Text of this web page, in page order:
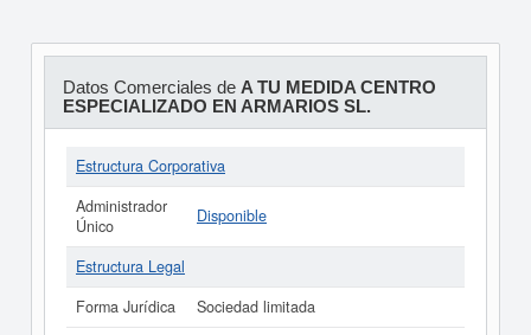
Datos Comerciales de A TU MEDIDA CENTRO
ESPECIALIZADO EN ARMARIOS SL.
Estructura Corporativa
Administrador
Único
Disponible
Estructura Legal
Forma Jurídica
Sociedad limitada